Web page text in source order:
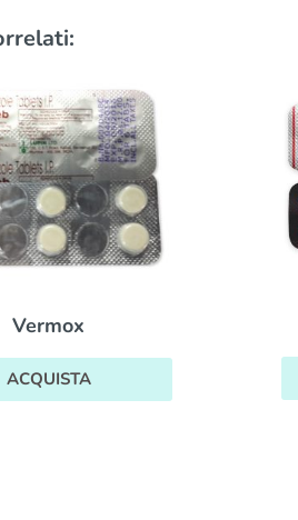
Rheumatrex
ACQUISTA